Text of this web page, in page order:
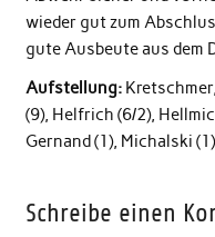
wieder gut zum
gute Ausbeute aus dem
Aufstellung:
(9), Helfrich (6/2),
Gernand (1), Michalski
Schreibe einen